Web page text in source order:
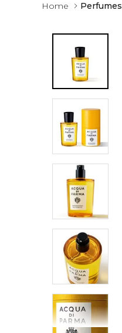
Perfumes